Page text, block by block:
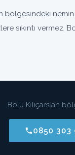
bölgesindeki
sıkıntı
Bolu Kılıçarslan
0850 303